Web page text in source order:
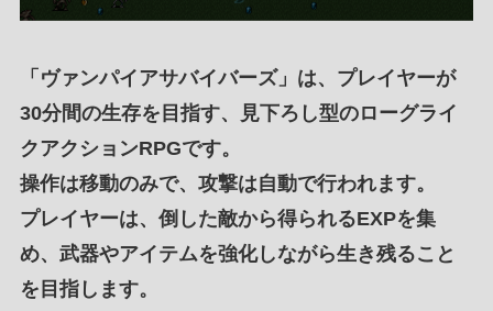
「 ヴァンパイアサバイバーズ」は、プレイヤーが
30分間の生存を目指す、
見下ろし型のローグライ
クアクションRPGです。
操作は移動のみで、 攻撃は自動で行われます。
プレイヤーは、 倒した敵から得られるEXPを集
め、 武器やアイテムを強化しながら生き残ること
を 目指します。